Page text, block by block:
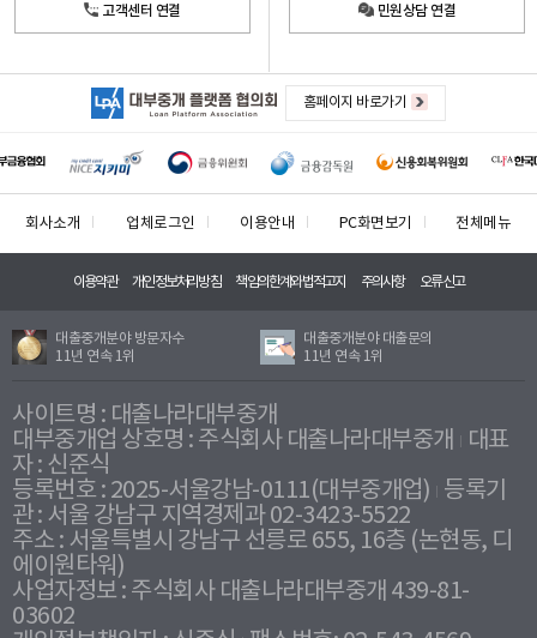
고객센터 연결 민원상담 연결
홈페이지 바로가기
회사소개 업체로그인 이용안내 PC화면보기 전체메뉴
이용약관 개인정보처리방침 책임의한계와법적고지 주의사항 오류신고
대출중개분야 방문자수
11년 연속 1위
대출중개분야 대출문의
11년 연속 1위
사이트명 : 대출나라대부중개
대부중개업 상호명 : 주식회사 대출나라대부중개
대표
자 : 신준식
등록번호 : 2025-서울강남-0111(대부중개업) 등록기
관 : 서울 강남구 지역경제과 02-3423-5522
주소 : 서울특별시 강남구 선릉로 655, 16층 (논현동, 디
에이원타워)
사업자정보 : 주식회사 대출나라대부중개 439-81-
03602